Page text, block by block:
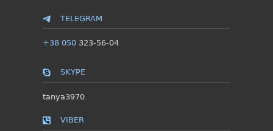
TELEGRAM
+38 050323-56-04
SKYPE
tanya3970
VIBER